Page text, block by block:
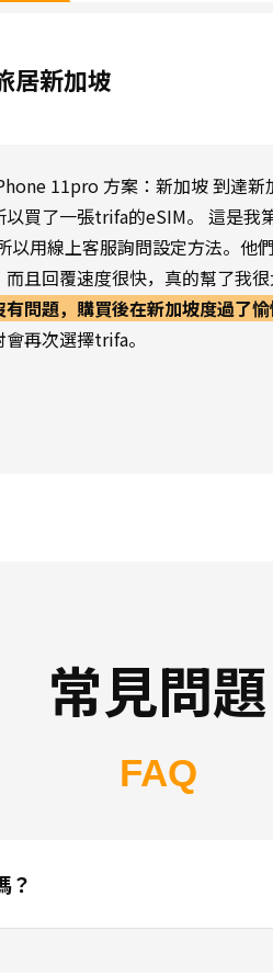
居新加坡
11pro 方案：新加坡 到達新
以買了一張trifa的eSIM。 這是我
以用線上客服詢問設定方法。他
且回覆速度很快，真的幫了我很
問題，購買後在新加坡度過了愉
再次選擇trifa。
常見問題
FAQ
？